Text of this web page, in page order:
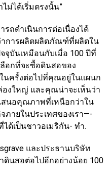
ม่ได้เริ่มตรงนั้น”
ถดำเนินการต่อเนื่องได้
าการผลิตผลิตภัณฑ์ที่ผลิตใน
จุบันเหมือนกับเมื่อ 100 ปีที่
ลือกที่จะซื้อดินสอของ
ในครั้งต่อไปที่คุณอยู่ในแผนก
งใหญ่ และคุณน่าจะเห็นว่า
เสนอคุณภาพที่เหนือกว่าใน
ายในประเทศของเรา—-
ได้เป็นชาวอเมริกัน- ทำ.
และประธานบริษัท
ดินสอต่อไปอีกอย่างน้อย 100